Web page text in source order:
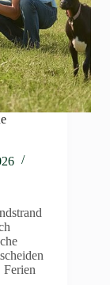
Ferien